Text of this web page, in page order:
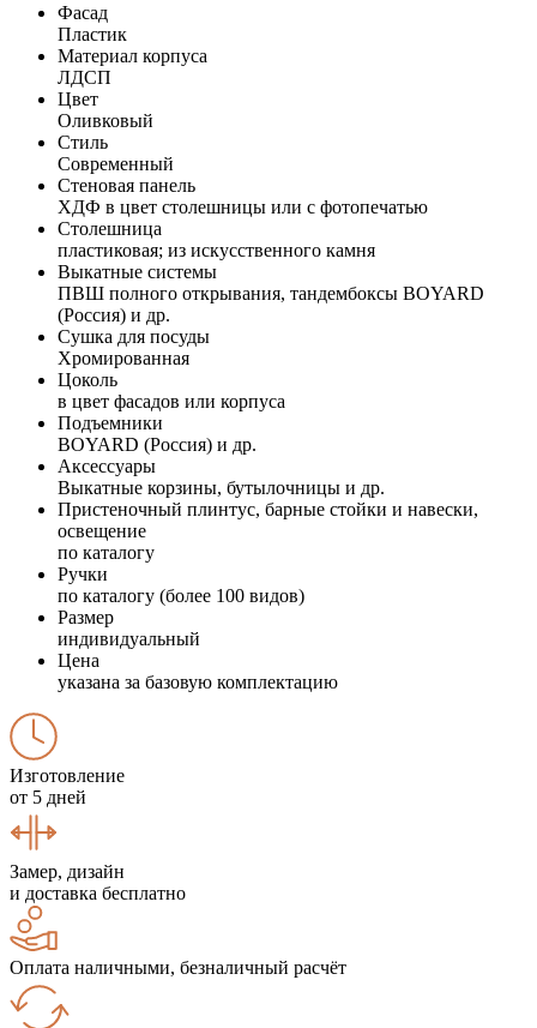
Фасад
Пластик
Материал корпуса
ЛДСП
Цвет
Оливковый
Стиль
Современный
Стеновая панель
ХДФ в цвет столешницы или с фотопечатью
Столешница
пластиковая; из искусственного камня
Выкатные системы
ПВШ полного открывания, тандембоксы BOYARD
(Россия) и др.
Сушка для посуды
Хромированная
Цоколь
в цвет фасадов или корпуса
Подъемники
BOYARD (Россия) и др.
Аксессуары
Выкатные корзины, бутылочницы и др.
Пристеночный плинтус, барные стойки и навески,
освещение
по каталогу
Ручки
по каталогу (более 100 видов)
Размер
индивидуальный
Цена
указана за базовую комплектацию
Изготовление
от 5 дней
Замер, дизайн
и доставка бесплатно
Оплата наличными, безналичный расчёт